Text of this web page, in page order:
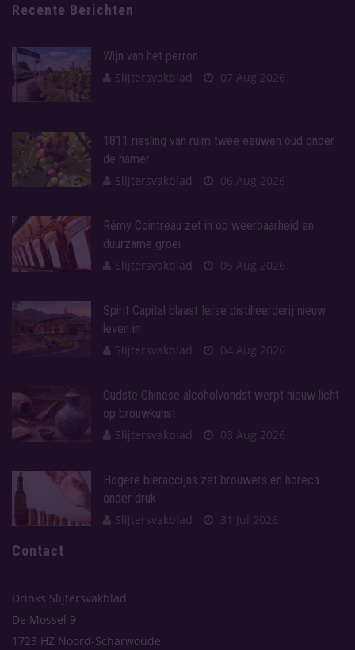
Recente Berichten
Wijn van het perron
Slijtersvakblad
07 Aug 2026
1811 riesling van ruim twee eeuwen oud onder
de hamer
Slijtersvakblad
06 Aug 2026
Rémy Cointreau zet in op weerbaarheid en
duurzame groei
Slijtersvakblad
05 Aug 2026
Spirit Capital blaast Ierse distilleerderij nieuw
leven in
Slijtersvakblad
04 Aug 2026
Oudste Chinese alcoholvondst werpt nieuw licht
op brouwkunst
Slijtersvakblad
03 Aug 2026
Hogere bieraccijns zet brouwers en horeca
onder druk
Slijtersvakblad
31 Jul 2026
Contact
Drinks Slijtersvakblad
De Mossel 9
1723 HZ Noord-Scharwoude